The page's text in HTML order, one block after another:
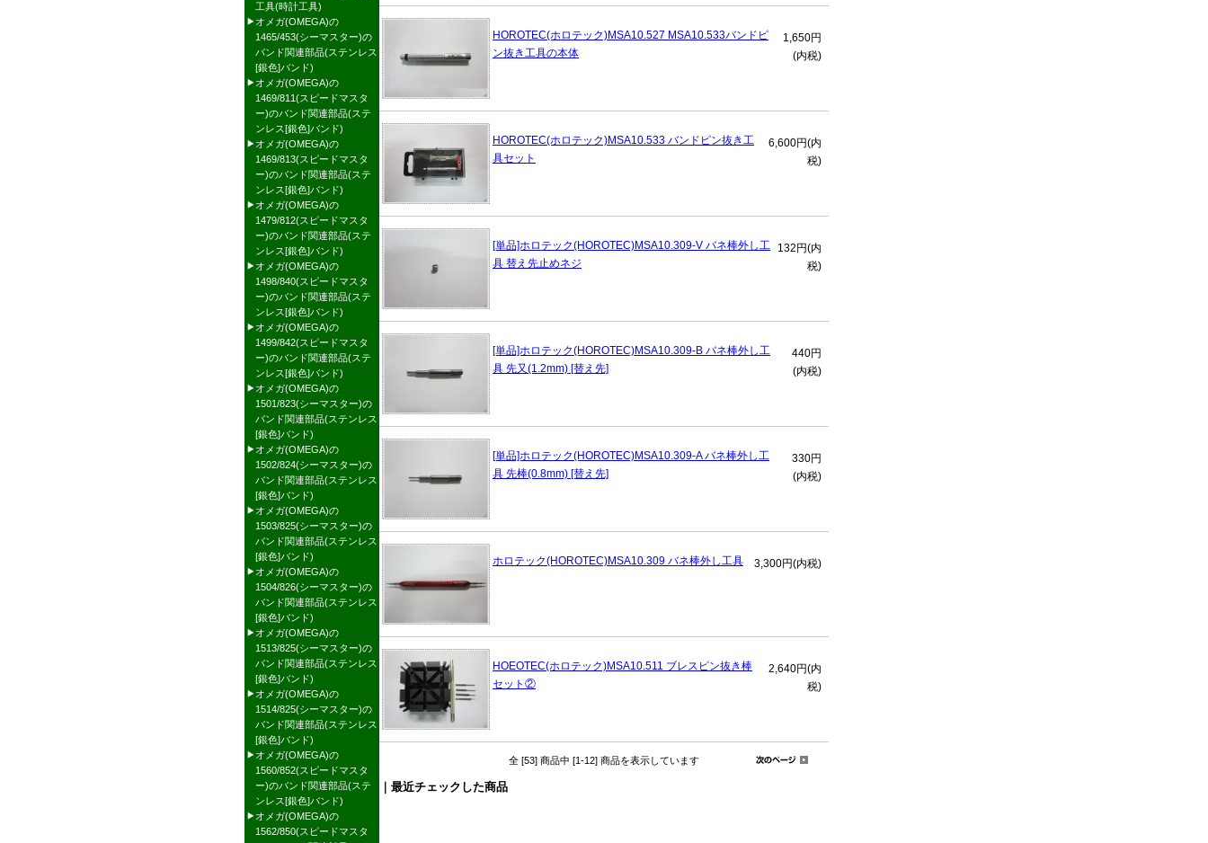
HOROTEC(ホロテック)MSA10.527 MSA10.533バンドピ
ン抜き工具の本体
1,650円
(内税)
HOROTEC(ホロテック)MSA10.533 バンドピン抜き工
具セット
6,600円(内
税)
[単品]ホロテック(HOROTEC)MSA10.309-V バネ棒外し工
具 替え先止めネジ
132円(内
税)
[単品]ホロテック(HOROTEC)MSA10.309-B バネ棒外し工
具 先又(1.2mm) [替え先]
440円
(内税)
[単品]ホロテック(HOROTEC)MSA10.309-A バネ棒外し工
具 先棒(0.8mm) [替え先]
330円
(内税)
ホロテック(HOROTEC)MSA10.309 バネ棒外し工具 3,300円(内税)
HOEOTEC(ホロテック)MSA10.511 ブレスピン抜き棒
セット②
2,640円(内
税)
全 [53] 商品中 [1-12] 商品を表示しています
｜最近チェックした商品
工具(時計工具)
オメガ(OMEGA)の
1465/453(シーマスター)の
バンド関連部品(ステンレス
[銀色]バンド)
オメガ(OMEGA)の
1469/811(スピードマスタ
ー)のバンド関連部品(ステ
ンレス[銀色]バンド)
オメガ(OMEGA)の
1469/813(スピードマスタ
ー)のバンド関連部品(ステ
ンレス[銀色]バンド)
オメガ(OMEGA)の
1479/812(スピードマスタ
ー)のバンド関連部品(ステ
ンレス[銀色]バンド)
オメガ(OMEGA)の
1498/840(スピードマスタ
ー)のバンド関連部品(ステ
ンレス[銀色]バンド)
オメガ(OMEGA)の
1499/842(スピードマスタ
ー)のバンド関連部品(ステ
ンレス[銀色]バンド)
オメガ(OMEGA)の
1501/823(シーマスター)の
バンド関連部品(ステンレス
[銀色]バンド)
オメガ(OMEGA)の
1502/824(シーマスター)の
バンド関連部品(ステンレス
[銀色]バンド)
オメガ(OMEGA)の
1503/825(シーマスター)の
バンド関連部品(ステンレス
[銀色]バンド)
オメガ(OMEGA)の
1504/826(シーマスター)の
バンド関連部品(ステンレス
[銀色]バンド)
オメガ(OMEGA)の
1513/825(シーマスター)の
バンド関連部品(ステンレス
[銀色]バンド)
オメガ(OMEGA)の
1514/825(シーマスター)の
バンド関連部品(ステンレス
[銀色]バンド)
オメガ(OMEGA)の
1560/852(スピードマスタ
ー)のバンド関連部品(ステ
ンレス[銀色]バンド)
オメガ(OMEGA)の
1562/850(スピードマスタ